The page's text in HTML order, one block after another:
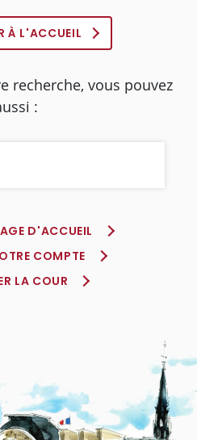
À L'ACCUEIL
recherche, vous pouvez
:
D'ACCUEIL
COMPTE
LA COUR